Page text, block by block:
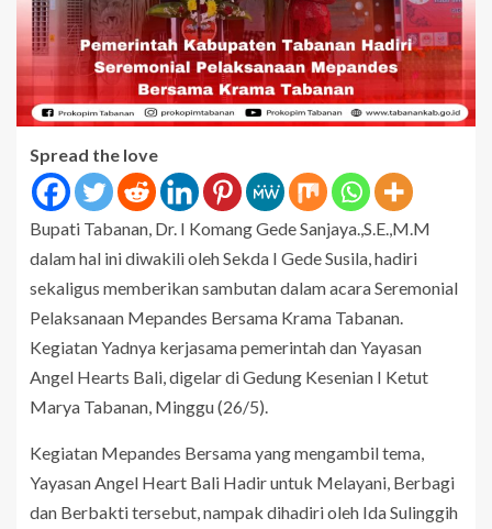
Spread the love
Bupati Tabanan, Dr. I Komang Gede Sanjaya.,S.E.,M.M
dalam hal ini diwakili oleh Sekda I Gede Susila, hadiri
sekaligus memberikan sambutan dalam acara Seremonial
Pelaksanaan Mepandes Bersama Krama Tabanan.
Kegiatan Yadnya kerjasama pemerintah dan Yayasan
Angel Hearts Bali, digelar di Gedung Kesenian I Ketut
Marya Tabanan, Minggu (26/5).
Kegiatan Mepandes Bersama yang mengambiltema,
Yayasan Angel Heart Bali Hadir untuk Melayani, Berbagi
dan Berbakti tersebut, nampak dihadiri oleh Ida Sulinggih